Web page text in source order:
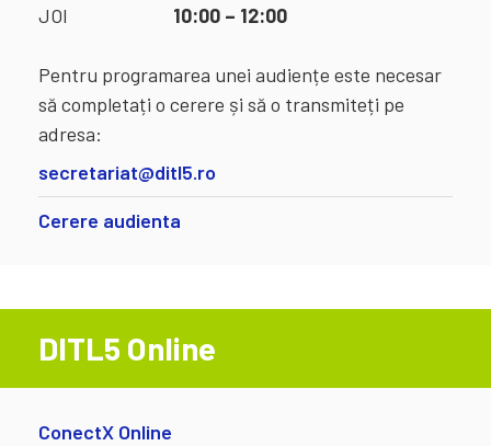
JOI 10:00 – 12:00
Pentru programarea unei audiențe este necesar
să completați o cerere și să o transmiteți pe
adresa:
secretariat@ditl5.ro
Cerere audienta
DITL5 Online
ConectX Online